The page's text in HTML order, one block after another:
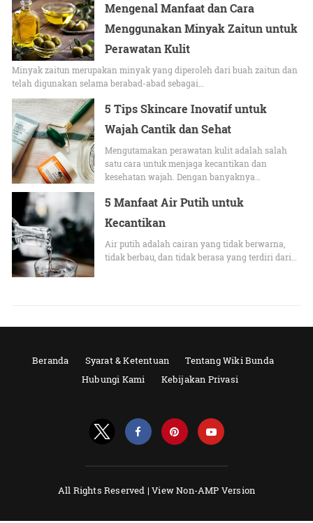
Mengenal Manfaat dan Cara
Menggunakan Minyak Zaitun untuk
Perawatan Kulit
Minyak zaitun merupakan minyak yang diperoleh dari buah zaitun dan
telah digunakan selama berabad-abad sebagai…
5 Tips Skincare Inovatif untuk
Wajah Cantik dan Sehat
Mengutamakan perawatan kulit adalah salah
satu cara untuk menjaga kecantikan dan
kesehatan wajah. Dengan banyaknya…
5 Manfaat Air Putih untuk
Kecantikan
Air putih adalah cairan yang tidak berwarna,
tidak berbau, dan tidak berasa yang terdiri dari…
Beranda Syarat & Ketentuan
Tentang Wiki Bunda
Hubungi Kami
Kebijakan Privasi
All Rights Reserved |View Non-AMP Version